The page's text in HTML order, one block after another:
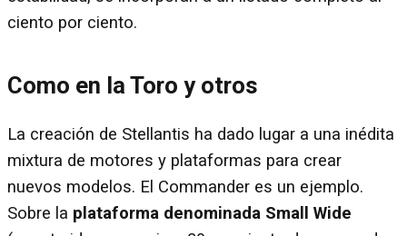
ciento por ciento.
Como en la Toro y otros
La creación de Stellantis ha dado lugar a una inédita
mixtura de motores y plataformas para crear
nuevos modelos. El Commander es un ejemplo.
Sobre la plataforma denominada Small Wide